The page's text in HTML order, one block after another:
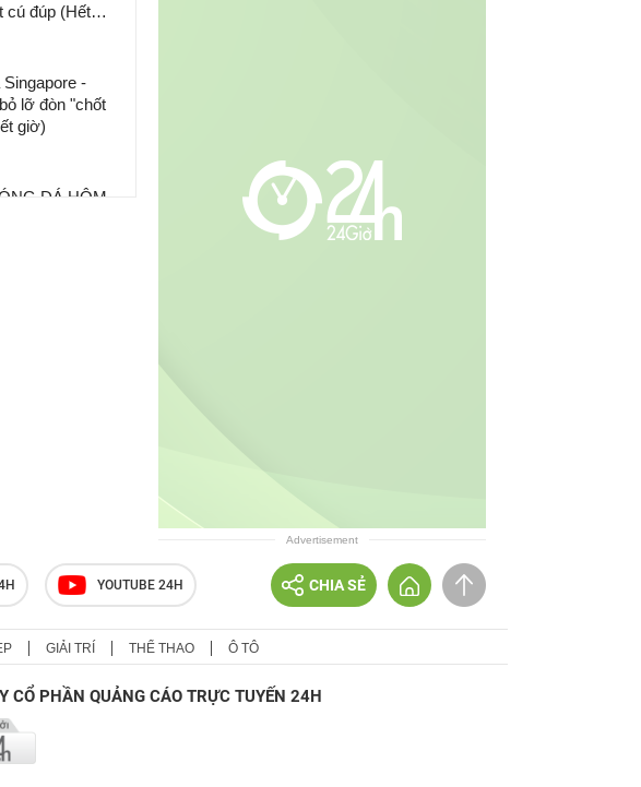
cú đúp (Hết
-
lỡ đòn "chốt
giờ)
ĐÁ HÔM
Advertisement
YOUTUBE 24H CHIA SẺ
GIẢI TRÍ THỂ THAO Ô TÔ
CỔ PHẦN QUẢNG CÁO TRỰC TUYẾN 24H